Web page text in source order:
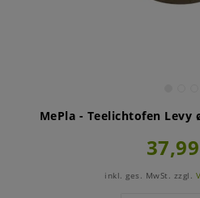
MePla - Teelichtofen
inkl. ges. MwSt. zzgl.